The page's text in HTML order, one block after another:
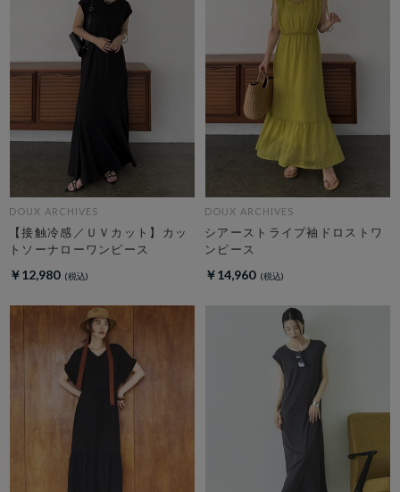
DOUX ARCHIVES
【接触冷感／ＵＶカット】カッ
トソーナローワンピース
￥12,980
DOUX ARCHIVES
シアーストライプ袖ドロストワ
ンピース
￥14,960